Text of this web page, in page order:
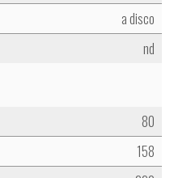
a disco
nd
80
158